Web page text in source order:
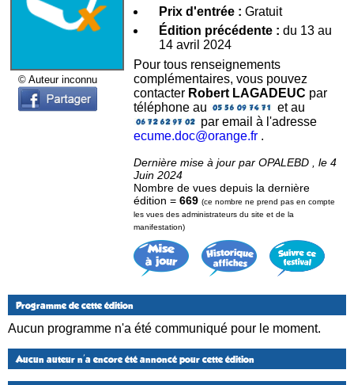
© Auteur inconnu
Prix d'entrée : Gratuit
Édition précédente : du 13 au
14 avril 2024
Pour tous renseignements
complémentaires, vous pouvez
contacter Robert LAGADEUC par
téléphone au
et au
par email à l'adresse
ecume.doc@orange.fr .
Dernière mise à jour par OPALEBD , le 4
Juin 2024
Nombre de vues depuis la dernière
édition = 669 (ce nombre ne prend pas en compte
les vues des administrateurs du site et de la
manifestation)
Programme de cette édition
Aucun programme n'a été communiqué pour le moment.
Aucun auteur n'a encore été annoncé pour cette édition